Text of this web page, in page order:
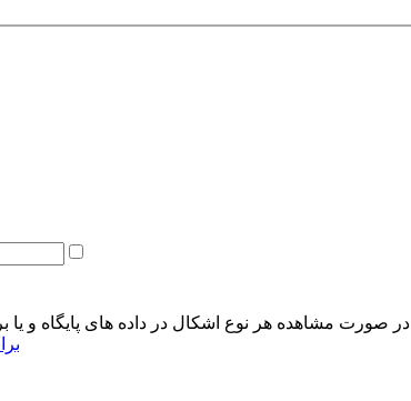
در صورت مشاهده هر نوع اشکال در داده های پایگاه و یا